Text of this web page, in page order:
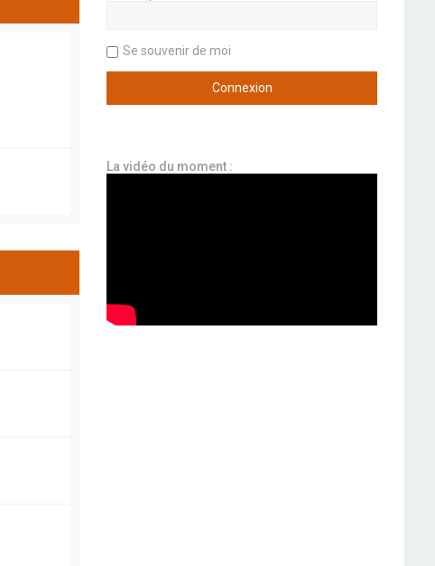
Se souvenir de moi
La vidéo du moment :